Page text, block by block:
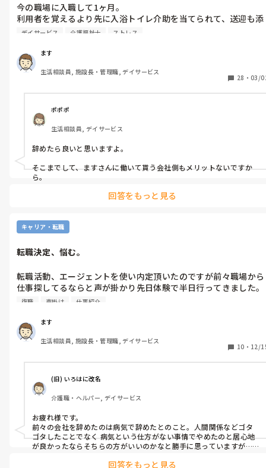
今の職場に入職して1ヶ月。
利用者を覚えるより先に入浴トイレ介助を当てられて、送迎も添
乗１人で行って運転手が家知ってるからと出され１人運転送迎ま
一回の説明だけで出来なければ覚えろよメモとってたよね、何で
出来ないの?と。送迎１人は中々利用者宅は分かるのですが道順
が覚えられず
質問も同じ事を聞くと何回目？と云われ聞けない。
経験年数があると質問出来ないんですかね？
現職の前に人間関係と病気で心的に病んでしまい１年ちょいで転
職が有り。
エージェント紹介で入職、今、仕事行きたくないです。
試用期間中で退職したい。退職希望は２か月前に伝える事と社内
規定ありなんですがもう辞めたいです。
エージェント紹介で決めたので辞め辛い。
デイサービス 介護福祉士 ストレス
ます
生活相談員, 施設長・管理職, デイサービス
28 ・ 03/
ポポポ
生活相談員, デイサービス
辞めたら良いと思いますよ。
そこまでして、ますさんに働いて貰う会社側もメリットないですか
ら。
回答をもっと見る
キャリア・転職
転職決定、悩む。
転職活動、エージェントを使い内定頂いたのですが前々職場から
仕事探してるならと声が掛かり先日体験で半日行ってきました。
勝手が分かっているので動きやすく、嫌で退職したのでは無く病
れました。
今、迷っています。
エージェント紹介の施設も雰囲気は良く、内定承諾を2日後に出
前々職場の事は退職した理由は伝えてるのですが体験をした事は
話しておらず。
新しい施設で再出発するか知っている施設で再出発するか。
デメリットが前々職場に復職すると管理者をしなければならず、
新しい職場は一から覚えないといけない。
決めるのは自身ですが…。
タイムリミットが…。
エージェント紹介の施設は今までに2カ所使い、入職してから違
復職 声掛け 仕事紹介
ます
生活相談員, 施設長・管理職, デイサービス
10 ・ 12/
(旧) いろはに改名
介護職・ヘルパー, デイサービス
お疲れ様です。
前々の会社を辞めたのは病気で辞めたとのこと。人間関係などゴタ
ゴタしたことでなく 病気という仕方がない事情でやめたのと居心地
が良かったならそちらの方がいいのかなと勝手に思っていますが…
ただそうなると管理者をしなければならなくて大変とのこと。
回答をもっと見る